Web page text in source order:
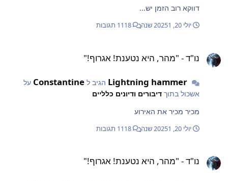
דווקא רוב הזמן יש...
יולי 20, 2025 1 שנה
נו"ד - "מהר, היא נטענת! אגרוף!"
Lightning hammer הגיב ל Constantine על
אשכול בתוך דיבורים ודיונים כלליים
מכיר מכיר את האירוע
יולי 20, 2025 1 שנה
נו"ד - "מהר, היא נטענת! אגרוף!"